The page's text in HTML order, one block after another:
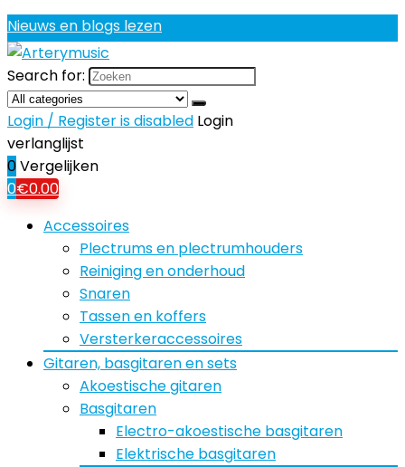
Nieuws en blogs lezen
Search for:
Login / Register is disabled Login
verlanglijst
0Vergelijken
0€0.00
Accessoires
Plectrums en plectrumhouders
Reiniging en onderhoud
Snaren
Tassen en koffers
Versterkeraccessoires
Gitaren, basgitaren en sets
Akoestische gitaren
Basgitaren
Electro-akoestische basgitaren
Elektrische basgitaren